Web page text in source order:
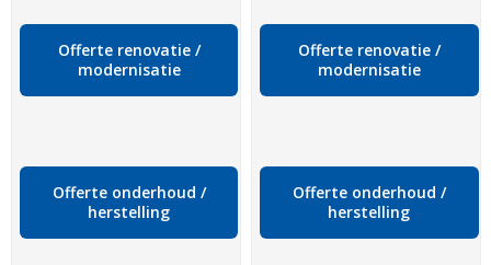
Offerte renovatie /
modernisatie
Offerte onderhoud /
herstelling
Offerte renovatie /
modernisatie
Offerte onderhoud /
herstelling